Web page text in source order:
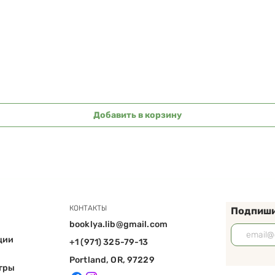
Добавить в корзину
КОНТАКТЫ
booklya.lib@gmail.com
+1 (971) 325-79-13
Portland, OR, 97229